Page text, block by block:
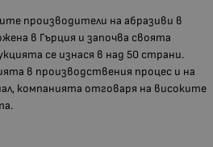
производители на абразиви в
в Гърция и започва своята
се изнася в над 50 страни.
в производствения процес и на
компанията отговаря на високите